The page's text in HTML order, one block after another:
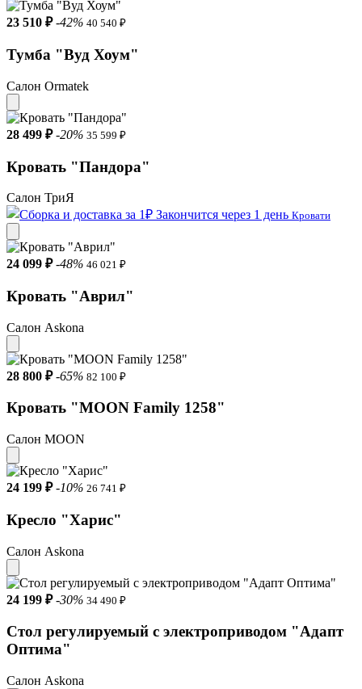
23 510 ₽ -42% 40 540 ₽
Тумба "Вуд Хоум"
Салон Ormatek
28 499 ₽ -20% 35 599 ₽
Кровать "Пандора"
Салон ТриЯ
Закончится через 1 день Кровати
24 099 ₽ -48% 46 021 ₽
Кровать "Aврил"
Салон Askona
28 800 ₽ -65% 82 100 ₽
Кровать "MOON Family 1258"
Салон MOON
24 199 ₽ -10% 26 741 ₽
Кресло "Харис"
Салон Askona
24 199 ₽ -30% 34 490 ₽
Стол регулируемый с электроприводом "Адапт
Оптима"
Салон Askona